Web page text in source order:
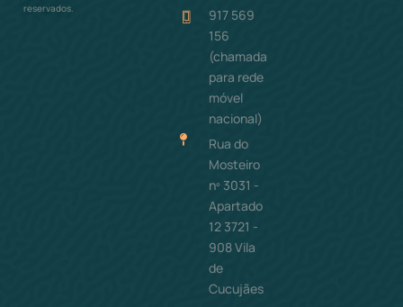
reservados.
917 569
156
(chamada
para rede
móvel
nacional)
Rua do
Mosteiro
nº 3031 -
Apartado
12 3721 -
908 Vila
de
Cucujães